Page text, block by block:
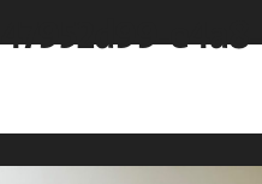
47952d99-